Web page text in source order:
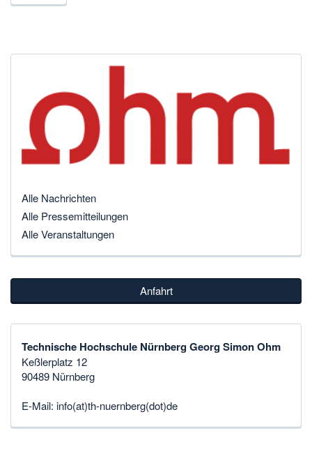
Alle Nachrichten
Alle Pressemitteilungen
Alle Veranstaltungen
Anfahrt
Technische Hochschule Nürnberg Georg Simon Ohm
Keßlerplatz 12
90489 Nürnberg
E-Mail: info(at)th-nuernberg(dot)de